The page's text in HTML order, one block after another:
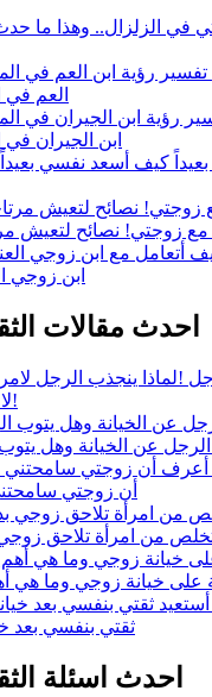
الزلزال.. وهذا ما
العم في
ابن الجيران في
مع زوجتي! نصائح لتعيش
ابن زوجي
احدث مقالات
لامرأة غير زوجته!
عن الخيانة وهل
أن زوجتي
من امرأة تلاحق
على خيانة زوجي وما هي
ثقتي بنفسي بعد
احدث اسئلة